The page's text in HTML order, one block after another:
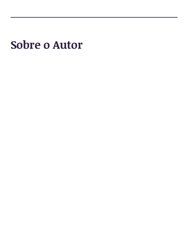
Sobre o Autor